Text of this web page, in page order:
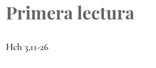
Primera lectura
Hch 3,11-26